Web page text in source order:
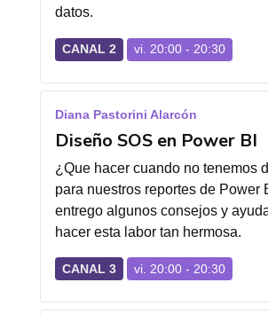
datos.
CANAL 2 vi. 20:00 - 20:30
Diana Pastorini Alarcón
Diseño SOS en Power BI
¿Que hacer cuando no tenemos
para nuestros reportes de Power
entrego algunos consejos y
hacer esta labor tan hermosa.
CANAL 3 vi. 20:00 - 20:30